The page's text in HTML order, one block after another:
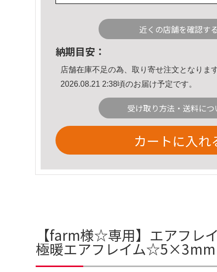
近くの店舗を確認する
納期目安：
店舗在庫不足の為、取り寄せ注文となります
2026.08.21 2:38頃のお届け予定です。
受け取り方法・送料につ
カートに入れ
【farm様☆専用】エアフ
極暖エアフレイム☆5×3mm